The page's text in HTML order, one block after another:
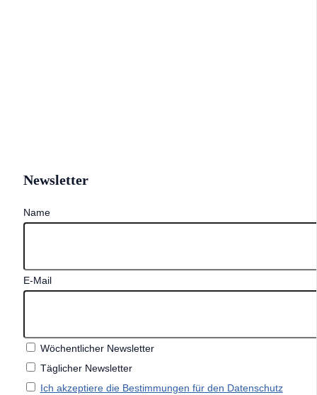
Newsletter
Name
E-Mail
Wöchentlicher Newsletter
Täglicher Newsletter
Ich akzeptiere die Bestimmungen für den Datenschutz